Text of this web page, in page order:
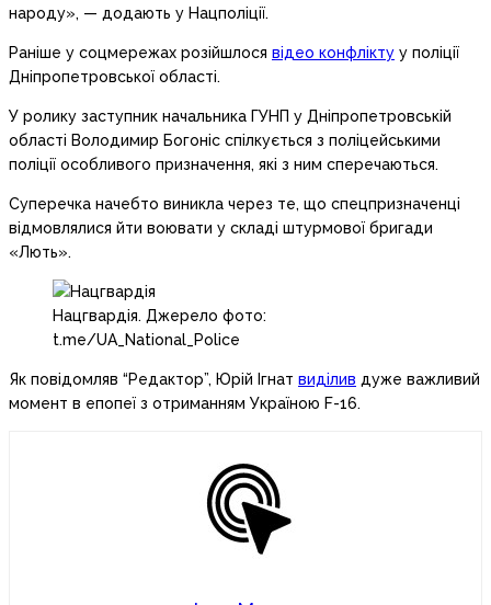
народу», — додають у Нацполіції.
Раніше у соцмережах розійшлося відео конфлікту у поліції
Дніпропетровської області.
У ролику заступник начальника ГУНП у Дніпропетровській
області Володимир Богоніс спілкується з поліцейськими
поліції особливого призначення, які з ним сперечаються.
Суперечка начебто виникла через те, що спецпризначенці
відмовлялися йти воювати у складі штурмової бригади
«Лють».
Нацгвардія. Джерело фото:
t.me/UA_National_Police
Як повідомляв “Редактор”, Юрій Ігнат виділив дуже важливий
момент в епопеї з отриманням Україною F-16.